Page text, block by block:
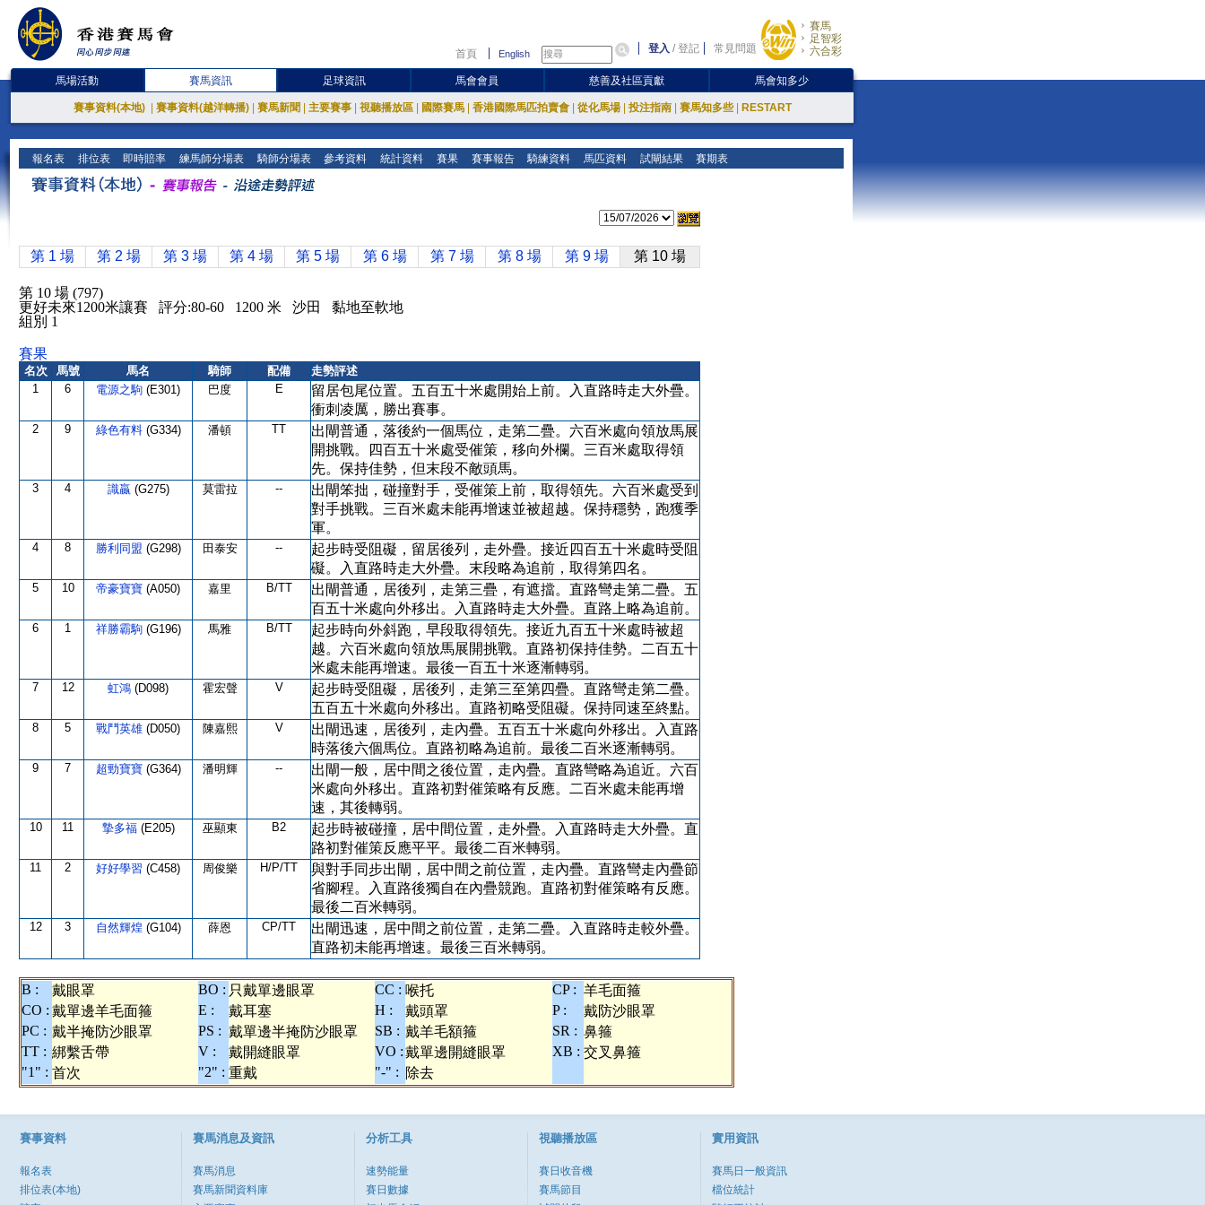
首頁 English 登入 /登記 常見問題
賽馬
足智彩
六合彩
馬場活動 賽馬資訊 足球資訊 馬會會員 慈善及社區貢獻 馬會知多少
賽事資料(本地) 賽事資料(越洋轉播) 賽馬新聞 主要賽事 視聽播放區 國際賽馬 香港國際馬匹拍賣會 從化馬場 投注指南 賽馬知多些 RESTART
報名表 排位表 即時賠率 練馬師分場表 騎師分場表 參考資料 統計資料 賽果 賽事報告 騎練資料 馬匹資料 試閘結果 賽期表
第 1 場 第 2 場 第 3 場 第 4 場 第 5 場 第 6 場 第 7 場 第 8 場 第 9 場 第 10 場
第 10 場 (797)
更好未來1200米讓賽 評分:80-60 1200 米 沙田 黏地至軟地
組別 1
賽果
名次 馬號 馬名 騎師 配備
走勢評述
1
6 電源之駒 (E301) 巴度 E
留居包尾位置。五百五十米處開始上前。入直路時走大外疊。
衝刺凌厲，勝出賽事。
2 9 綠色有料 (G334) 潘頓 TT
出閘普通，落後約一個馬位，走第二疊。六百米處向領放馬展
開挑戰。四百五十米處受催策，移向外欄。三百米處取得領
先。保持佳勢，但末段不敵頭馬。
3 4 識贏 (G275) 莫雷拉 --
出閘笨拙，碰撞對手，受催策上前，取得領先。六百米處受到
對手挑戰。三百米處未能再增速並被超越。保持穩勢，跑獲季
軍。
4 8 勝利同盟 (G298) 田泰安 --
起步時受阻礙，留居後列，走外疊。接近四百五十米處時受阻
礙。入直路時走大外疊。末段略為追前，取得第四名。
5 10 帝豪寶寶 (A050) 嘉里 B/TT
出閘普通，居後列，走第三疊，有遮擋。直路彎走第二疊。五
百五十米處向外移出。入直路時走大外疊。直路上略為追前。
6 1 祥勝霸駒 (G196) 馬雅 B/TT
起步時向外斜跑，早段取得領先。接近九百五十米處時被超
越。六百米處向領放馬展開挑戰。直路初保持佳勢。二百五十
米處未能再增速。最後一百五十米逐漸轉弱。
7 12 虹鴻 (D098) 霍宏聲 V
起步時受阻礙，居後列，走第三至第四疊。直路彎走第二疊。
五百五十米處向外移出。直路初略受阻礙。保持同速至終點。
8 5 戰鬥英雄 (D050) 陳嘉熙 V
出閘迅速，居後列，走內疊。五百五十米處向外移出。入直路
時落後六個馬位。直路初略為追前。最後二百米逐漸轉弱。
9 7 超勁寶寶 (G364) 潘明輝 --
出閘一般，居中間之後位置，走內疊。直路彎略為追近。六百
米處向外移出。直路初對催策略有反應。二百米處未能再增
速，其後轉弱。
10 11 摯多福 (E205) 巫顯東 B2
起步時被碰撞，居中間位置，走外疊。入直路時走大外疊。直
路初對催策反應平平。最後二百米轉弱。
11 2 好好學習 (C458) 周俊樂 H/P/TT
與對手同步出閘，居中間之前位置，走內疊。直路彎走內疊節
省腳程。入直路後獨自在內疊競跑。直路初對催策略有反應。
最後二百米轉弱。
12 3 自然輝煌 (G104) 薛恩 CP/TT
出閘迅速，居中間之前位置，走第二疊。入直路時走較外疊。
直路初未能再增速。最後三百米轉弱。
B : 戴眼罩 BO : 只戴單邊眼罩 CC : 喉托 CP : 羊毛面箍
CO : 戴單邊羊毛面箍 E : 戴耳塞 H : 戴頭罩 P :
戴防沙眼罩
PC : 戴半掩防沙眼罩 PS : 戴單邊半掩防沙眼罩 SB : 戴羊毛額箍 SR : 鼻箍
TT : 綁繫舌帶 V : 戴開縫眼罩 VO :戴單邊開縫眼罩 XB : 交叉鼻箍
"1" : 首次 "2" : 重戴 "-" : 除去
賽事資料
報名表
排位表(本地)
賽馬消息及資訊
賽馬消息
賽馬新聞資料庫
分析工具
速勢能量
賽日數據
視聽播放區
賽日收音機
賽馬節目
實用資訊
賽馬日一般資訊
檔位統計